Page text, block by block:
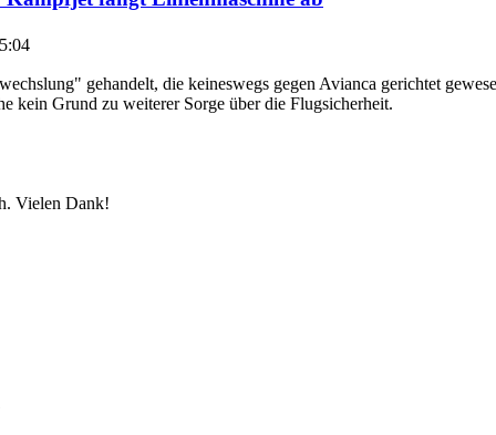
gehandelt, die keineswegs gegen Avianca gerichtet
kein Grund zu weiterer Sorge über die Flugsicherheit.
Vielen Dank!